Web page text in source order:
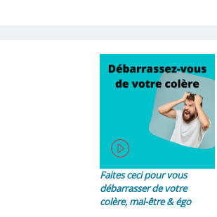
Faites ceci pour vous
débarrasser de votre
colère, mal-être & égo